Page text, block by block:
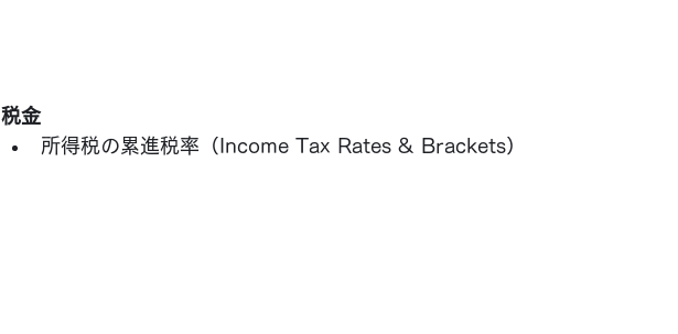
税金
所得税の累進税率（Income Tax Rates & Brackets）